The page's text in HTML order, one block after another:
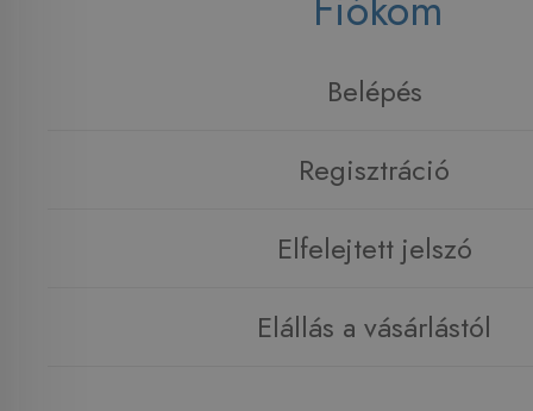
Belépés
Regisztráció
Elfelejtett jelszó
Elállás a vásárlástól